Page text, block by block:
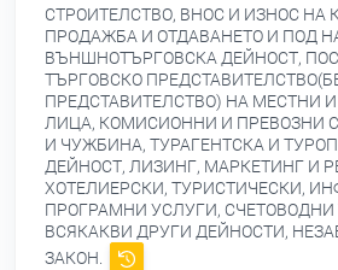
СТРОИТЕЛСТВО, ВНОС И ИЗНОС НА
ПРОДАЖБА И ОТДАВАНЕТО И ПОД
ВЪНШНОТЪРГОВСКА ДЕЙНОСТ,
ТЪРГОВСКО
ПРЕДСТАВИТЕЛСТВО) НА МЕСТНИ
ЛИЦА, КОМИСИОННИ И ПРЕВОЗНИ
И ЧУЖБИНА, ТУРАГЕНТСКА И
ДЕЙНОСТ, ЛИЗИНГ, МАРКЕТИНГ И
ХОТЕЛИЕРСКИ, ТУРИСТИЧЕСКИ,
ПРОГРАМНИ УСЛУГИ, СЧЕТОВОДНИ
ВСЯКАКВИ ДРУГИ ДЕЙНОСТИ,
ЗАКОН.